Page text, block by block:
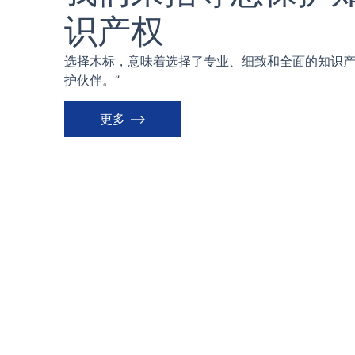
识产权
选择木标，意味着选择了专业、细致和全面的知识
护伙伴。”
更多 ⟶